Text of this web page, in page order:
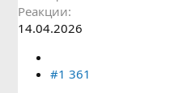
Реакции
14.04.2026
#1 361